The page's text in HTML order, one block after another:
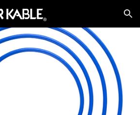
Skip to navigation